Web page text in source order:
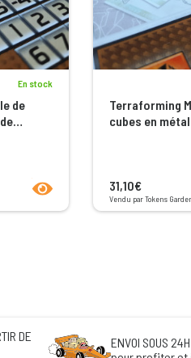
En stock
de
product.seeProductPage
Terraforming
cubes en
31,10€
Vendu par Tokens
DE
ENVOI SOUS 24H